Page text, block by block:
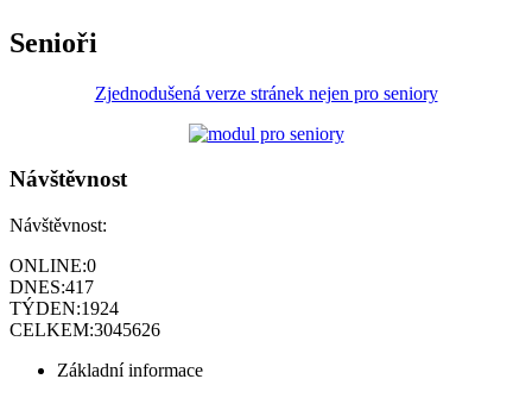
Senioři
Zjednodušená verze stránek nejen pro seniory
Návštěvnost
Návštěvnost:
ONLINE:0
DNES:417
TÝDEN:1924
CELKEM:3045626
Základní informace